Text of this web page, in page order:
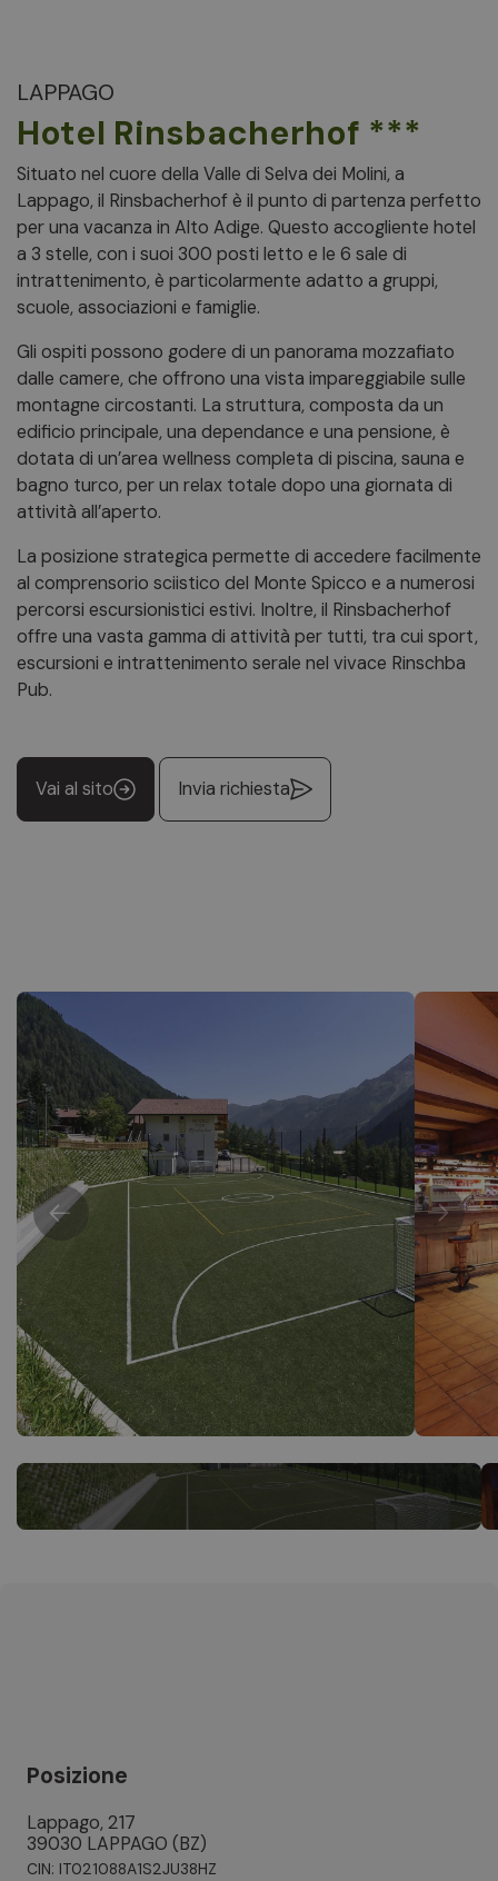
LAPPAGO
Hotel Rinsbacherhof ***
Situato nel cuore della Valle di Selva dei Molini, a
Lappago, il Rinsbacherhof è il punto di partenza perfetto
per una vacanza in Alto Adige. Questo accogliente hotel
a 3 stelle, con i suoi 300 posti letto e le 6 sale di
intrattenimento, è particolarmente adatto a gruppi,
scuole, associazioni e famiglie.
Gli ospiti possono godere di un panorama mozzafiato
dalle camere, che offrono una vista impareggiabile sulle
montagne circostanti. La struttura, composta da un
edificio principale, una dependance e una pensione, è
dotata di un’area wellness completa di piscina, sauna e
bagno turco, per un relax totale dopo una giornata di
attività all’aperto.
La posizione strategica permette di accedere facilmente
al comprensorio sciistico del Monte Spicco e a numerosi
percorsi escursionistici estivi. Inoltre, il Rinsbacherhof
offre una vasta gamma di attività per tutti, tra cui sport,
escursioni e intrattenimento serale nel vivace Rinschba
Pub.
Vai al sito Invia richiesta
Posizione
Lappago, 217
39030 LAPPAGO (BZ)
CIN: IT021088A1S2JU38HZ